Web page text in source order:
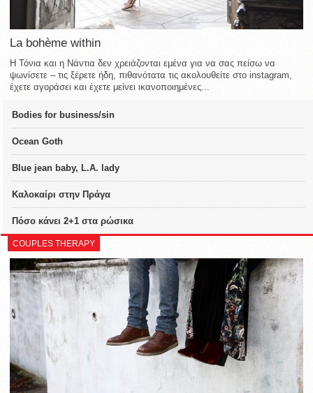
La bohème within
Η Τόνια και η Νάντια δεν χρειάζονται εμένα για να σας πείσω να
ψωνίσετε – τις ξέρετε ήδη, πιθανότατα τις ακολουθείτε στο instagram,
έχετε αγοράσει και έχετε μείνει ικανοποιημένες...
Bodies for business/sin
Ocean Goth
Blue jean baby, L.A. lady
Καλοκαίρι στην Πράγα
Πόσο κάνει 2+1 στα ρώσικα
COUPLES THERAPY